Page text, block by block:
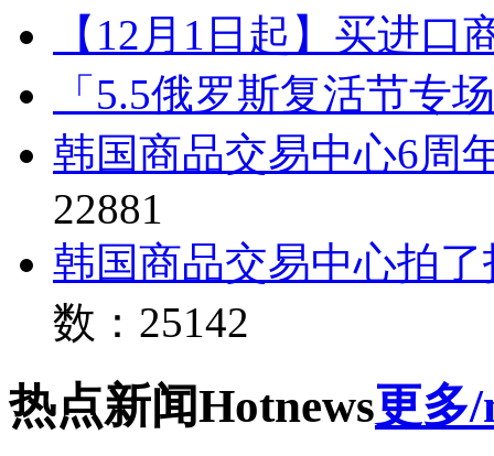
【12月1日起】买进口
「5.5俄罗斯复活节专
韩国商品交易中心6周
22881
韩国商品交易中心拍
数：25142
热点新闻Hotnews更多